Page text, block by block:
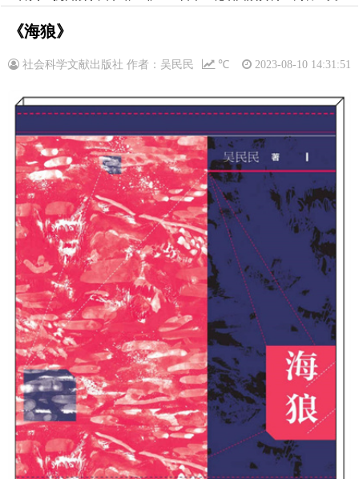
《海狼》
社会科学文献出版社 作者：吴民民 2023-08-10 14:31:51
℃